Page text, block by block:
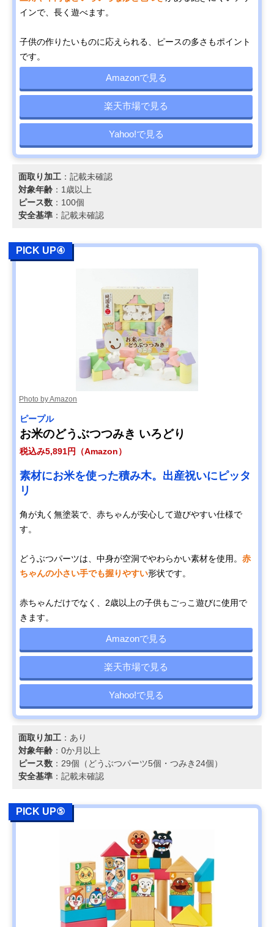
インで、長く遊べます。
子供の作りたいものに応えられる、ピースの多さもポイント
です。
Amazonで見る
楽天市場で見る
Yahoo!で見る
面取り加工 ：記載未確認
対象年齢 ：1歳以上
ピース数 ：100個
安全基準 ：記載未確認
PICK UP④
Photo by Amazon
ピープル
お米のどうぶつつみき いろどり
税込み5,891円（Amazon）
素材にお米を使った積み木。出産祝いにピッタ
リ
角が丸く無塗装で、赤ちゃんが安心して遊びやすい仕様で
す。
どうぶつパーツは、中身が空洞でやわらかい素材を使用。 赤
ちゃんの小さい手でも握りやすい形状です。
赤ちゃんだけでなく、2歳以上の子供もごっこ遊びに使用で
きます。
Amazonで見る
楽天市場で見る
Yahoo!で見る
面取り加工 ：あり
対象年齢 ：0か月以上
ピース数 ：29個（どうぶつパーツ5個・つみき24個）
安全基準 ：記載未確認
PICK UP⑤